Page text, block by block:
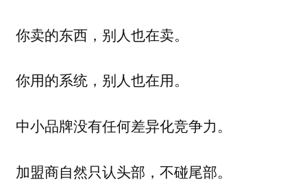
你卖的东西，别人也在卖。
你用的系统，别人也在用。
中小品牌没有任何差异化竞争力。
加盟商自然只认头部，不碰尾部。